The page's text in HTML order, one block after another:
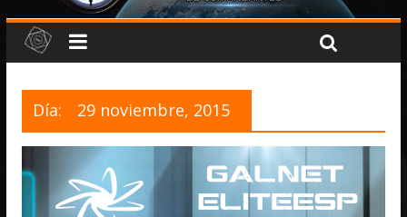
Día: 29 noviembre, 2015